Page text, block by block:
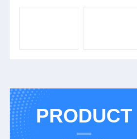
PRODUCT